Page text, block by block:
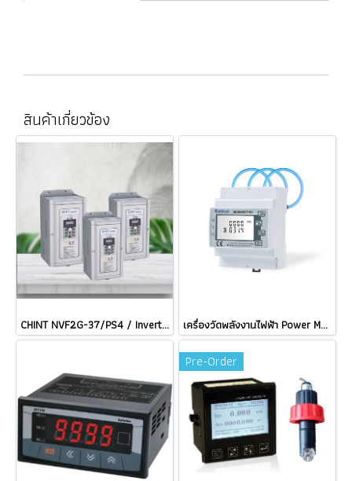
สินค้าเกี่ยวข้อง
CHINT NVF2G-37/PS4 / Inverter อินเวอร์เตอร์ NVF2G General purpose variable frequency drive NVF3 Series NVF5 NEXT series / ราคา เครื่องวัดพลังงานไฟฟ้า Power Meter Eastron SDM630MCT-RC + ESCT-RC100 (1,000A) Flexible Clamp Sensor คอยล์ Rogowski ราคา
Pre-Order